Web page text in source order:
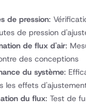
de pression:
de pression
de flux d'air:
des conceptions
du système:
les effets
du flux: Test de